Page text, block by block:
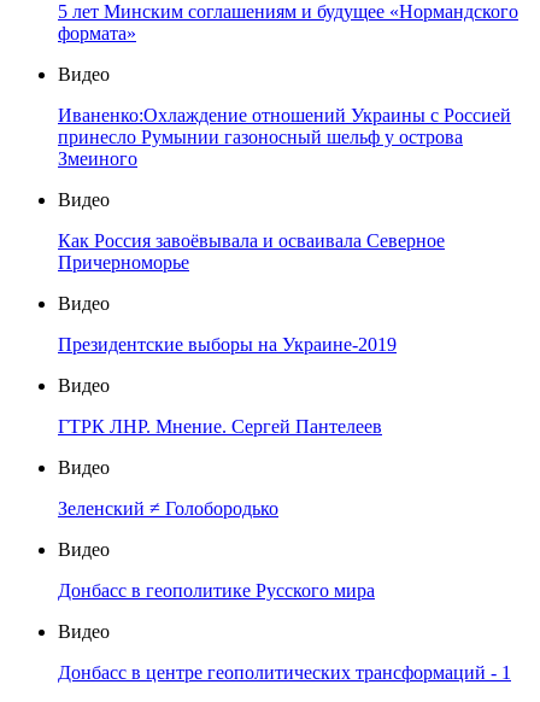
5 лет Минским соглашениям и будущее «Нормандского
формата»
Видео
Иваненко:Охлаждение отношений Украины с Россией
принесло Румынии газоносный шельф у острова
Змеиного
Видео
Как Россия завоёвывала и осваивала Северное
Причерноморье
Видео
Президентские выборы на Украине-2019
Видео
ГТРК ЛНР. Мнение. Сергей Пантелеев
Видео
Зеленский ≠ Голобородько
Видео
Донбасс в геополитике Русского мира
Видео
Донбасс в центре геополитических трансформаций - 1